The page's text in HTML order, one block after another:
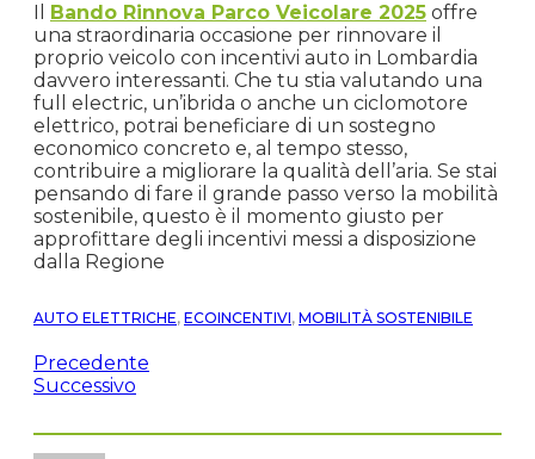
Bando Rinnova Parco Veicolare 2025 offre
una straordinaria occasione per rinnovare il
proprio veicolo con incentivi auto in Lombardia
davvero interessanti. Che tu stia valutando una
full electric, un’ibrida o anche un ciclomotore
elettrico, potrai beneficiare di un sostegno
economico concreto e, al tempo stesso,
contribuire a migliorare la qualità dell’aria. Se stai
pensando di fare il grande passo verso la mobilità
sostenibile, questo è il momento giusto per
approfittare degli incentivi messi a disposizione
dalla Regione
AUTO ELETTRICHE, ECOINCENTIVI, MOBILITÀ SOSTENIBILE
Precedente
Successivo